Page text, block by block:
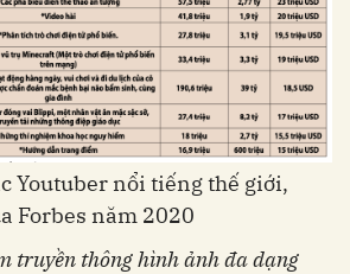
Youtuber nổi tiếng thế giới,
Forbes năm 2020
truyền thông hình ảnh đa dạng